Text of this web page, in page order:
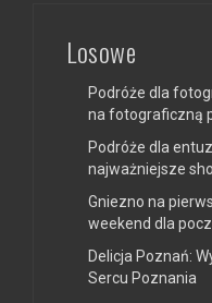
Losowe
Podróże dla
na fotograficzną
Podróże dla
najważniejsze
Gniezno na
weekend dla
Delicja Poznań:
Sercu Poznania